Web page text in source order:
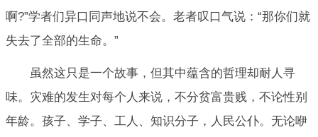
啊?”学者们异口同声地说不会。老者叹口气说：“那你们就
失去了全部的生命。”
虽然这只是一个故事，但其中蕴含的哲理却耐人寻
味。灾难的发生对每个人来说，不分贫富贵贱，不论性别
年龄。孩子、学子、工人、知识分子，人民公仆。无论咿